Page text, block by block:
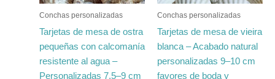
Conchas personalizadas
Tarjetas de mesa de ostra
pequeñas con calcomanía
resistente al agua –
Personalizadas 7.5–9 cm
elegir
en
la
Conchas personalizadas
Tarjetas de mesa de vieira
blanca – Acabado natural
personalizadas 9–10 cm
favores de boda y
elegir
en
la